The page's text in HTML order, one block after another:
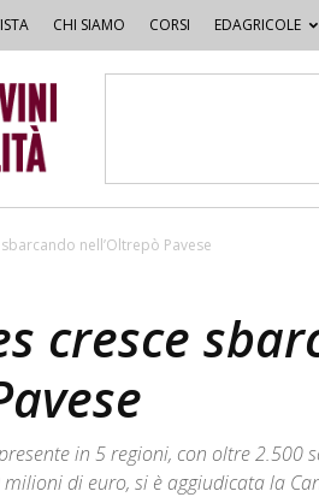
CHI SIAMO CORSI EDAGRICOLE
nell’Oltrepò Pavese
cresce
in 5 regioni, con oltre 2.500
di euro, si è aggiudicata la